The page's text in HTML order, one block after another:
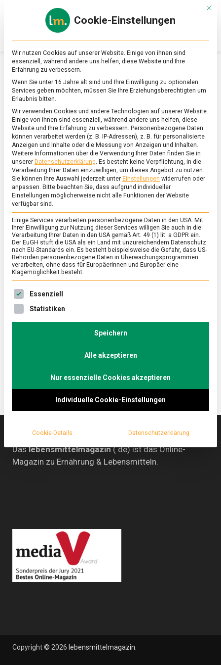
Online-
Magazin
zu
&
Ernährung
SCHLAGWORT:GALERIES LAFAYETTE
ERNÄHRUNG & GESUNDHEIT /FEATURED
Kulinarische Verschlusssache: Austern
18. Februar 2022
Kulinarische
Tischsitten mit Messer und Gabel ade – bei Austern
wird geschlürft und mit den Fingern gegessen. Eine
hasst sie. Lebensmittelmagazin.de war in der
dieses sehr französischen Genusses.
Daslebensmittelmagazin(.de) ist das Online-
Magazin zu Ernährung & Lebensmitteln.
Copyright © 2026 lebensmittelmagazin
Mit
Cookie-Einstellungen
Wir nutzen Cookies auf unserer Website. Einige von ihnen sind
essenziell, während andere uns helfen, diese Website und Ihre
Erfahrung zu verbessern.
Wenn Sie unter 16 Jahre alt sind und Ihre Einwilligung zu optionalen
Services geben möchten, müssen Sie Ihre Erziehungsberechtigten um
Erlaubnis bitten.
Wir verwenden Cookies und andere Technologien auf unserer Website.
Einige von ihnen sind essenziell, während andere uns helfen, diese
Website und Ihre Erfahrung zu verbessern. Personenbezogene Daten
können verarbeitet werden (z. B. IP-Adressen), z. B. für personalisierte
Anzeigen und Inhalte oder die Messung von Anzeigen und Inhalten.
Weitere Informationen über die Verwendung Ihrer Daten finden Sie in
unserer Datenschutzerklärung. Es besteht keine Verpflichtung, in die
Verarbeitung Ihrer Daten einzuwilligen, um dieses Angebot zu nutzen.
Sie können Ihre Auswahl jederzeit unter Einstellungen widerrufen oder
anpassen. Bitte beachten Sie, dass aufgrund individueller
Einstellungen möglicherweise nicht alle Funktionen der Website
verfügbar sind.
Einige Services verarbeiten personenbezogene Daten in den USA. Mit
Ihrer Einwilligung zur Nutzung dieser Services willigen Sie auch in die
Verarbeitung Ihrer Daten in den USA gemäß Art. 49 (1) lit. a GDPR ein.
Der EuGH stuft die USA als ein Land mit unzureichendem Datenschutz
nach EU-Standards ein. Es besteht beispielsweise die Gefahr, dass US-
Behörden personenbezogene Daten in Überwachungsprogrammen
verarbeiten, ohne dass für Europäerinnen und Europäer eine
Klagemöglichkeit besteht.
Es folgt eine Liste der Service-Gruppen, für die eine
Essenziell
Statistiken
Speichern
Alle akzeptieren
Nur essenzielle Cookies akzeptieren
Individuelle Cookie-Einstellungen
Cookie-Details Datenschutzerklärung